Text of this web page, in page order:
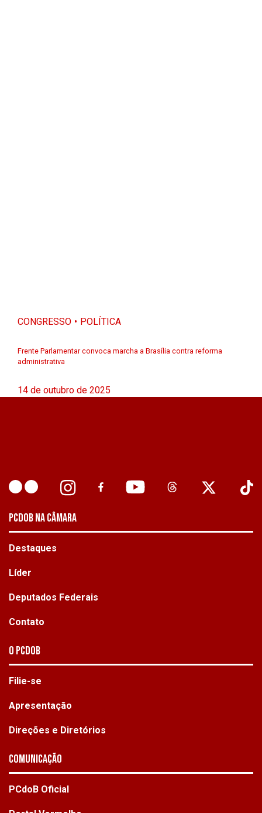
CONGRESSO POLÍTICA
Frente Parlamentar convoca marcha a Brasília contra reforma
administrativa
14 de outubro de 2025
PCDOB NA CÂMARA
Destaques
Líder
Deputados Federais
Contato
O PCdoB
Filie-se
Apresentação
Direções e Diretórios
Comunicação
PCdoB Oficial